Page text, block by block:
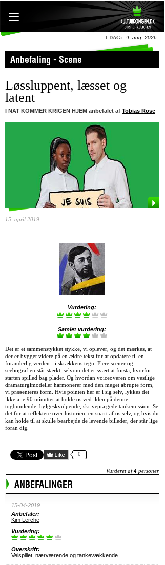
I DAG: 9. aug. 2026
Anbefaling - Scene
Løssluppent, læsset og
latent
I NAT KOMMER KRIGEN HJEM anbefalet af Tobias Rose
15. april 2019
Vurdering:
Samlet vurdering:
Det er et sammenstykket stykke, vi oplever, og det mærkes, at
der er bygget videre på en ældre tekst for at opdatere til en
foranderlig verden - i skrækkens tegn. Flere scener og
scebografien står stærkt, selvom det er svært at forstå, hvorfor
starten spilled bag plader. Og hvordan voiceoveren om vestlige
dramaturgimodeller harmonerer med den meget abrupte form,
vi præsenteres form. Hvis pointen her er i sig selv, lykkes det
ikke alle 90 minutter at holde os ved ilden på denne
togbumlende, bølgeskvulpende, skriveprægede tankemission. Se
det for at reflektere over historien, en snært af os selv, og hvis du
kan holde til at skulle bearbejde de levende billeder, der står lige
foran dig.
0
Vurderet af4 personer
ANBEFALINGER
15-04-2019
Anbefaler:
Kim Lerche
Vurdering:
Overskrift:
Velspillet, nærværende og tankevækkende.